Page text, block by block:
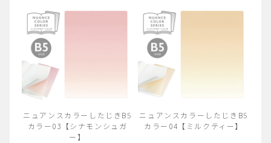
ニュアンスカラーしたじきB5
カラー03【シナモンシュガ
ー】
ニュアンスカラーしたじきB5
カラー04【ミルクティー】